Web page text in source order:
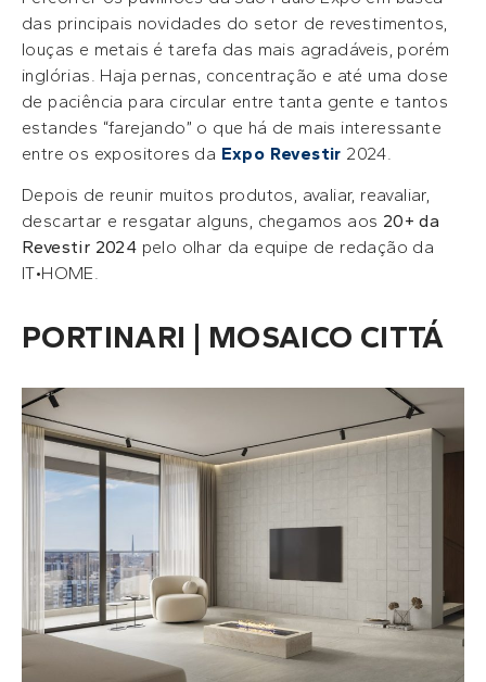
das principais novidades do setor de revestimentos,
louças e metais é tarefa das mais agradáveis, porém
inglórias. Haja pernas, concentração e até uma dose
de paciência para circular entre tanta gente e tantos
estandes “farejando” o que há de mais interessante
entre os expositores da Expo Revestir 2024.
Depois de reunir muitos produtos, avaliar, reavaliar,
descartar e resgatar alguns, chegamos aos 20+ da
Revestir 2024 pelo olhar da equipe de redação da
IT•HOME.
PORTINARI | MOSAICO CITTÁ